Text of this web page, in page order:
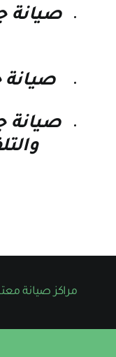
صيانة
صيانة
صيانة
مراكز صيانة